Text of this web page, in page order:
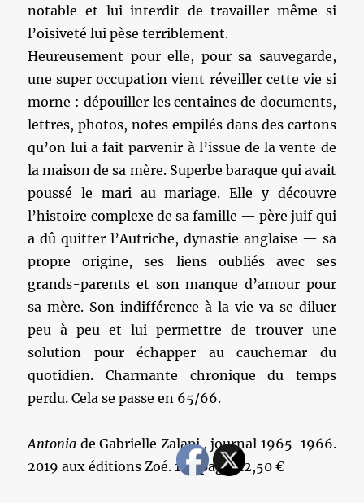
notable et lui interdit de travailler même si
l’oisiveté lui pèse terriblement.
Heureusement pour elle, pour sa sauvegarde,
une super occupation vient réveiller cette vie si
morne : dépouiller les centaines de documents,
lettres, photos, notes empilés dans des cartons
qu’on lui a fait parvenir à l’issue de la vente de
la maison de sa mère. Superbe baraque qui avait
poussé le mari au mariage. Elle y découvre
l’histoire complexe de sa famille — père juif qui
a dû quitter l’Autriche, dynastie anglaise — sa
propre origine, ses liens oubliés avec ses
grands-parents et son manque d’amour pour
sa mère. Son indifférence à la vie va se diluer
peu à peu et lui permettre de trouver une
solution pour échapper au cauchemar du
quotidien. Charmante chronique du temps
perdu. Cela se passe en 65/66.
Antonia de Gabrielle Zalapi , journal 1965-1966.
2019 aux éditions Zoé. 104 page, 12,50 €